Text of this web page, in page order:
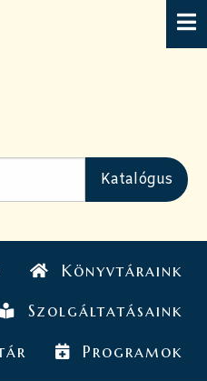
Könyvtáraink
Szolgáltatásaink
Programok